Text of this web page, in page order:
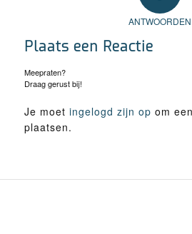
ANTWOORDEN
Plaats een Reactie
Meepraten?
Draag gerust bij!
Je moet ingelogd zijn op om
plaatsen.